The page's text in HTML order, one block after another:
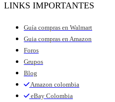
LINKS IMPORTANTES
Guía compras en Walmart
Guia compras en Amazon
Foros
Grupos
Blog
Amazon colombia
eBay Colombia